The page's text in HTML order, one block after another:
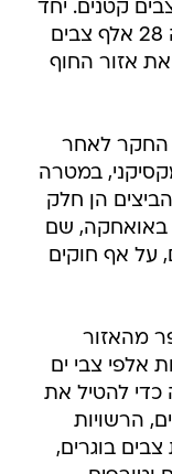
צבים קטנים. יחד
עם ה-4,000 האלה, שחררנו עד כה 28 אלף צבים
אזור החוף
החקר לאחר
במטרה
הן חלק
באואחקה, שם
על אף חוקים
מ-20 בתי ספר מהאזור
אלפי צבי ים
כדי להטיל את
מתוך 4,000 הצבים, הרשויות
להיות צבים בוגרים,